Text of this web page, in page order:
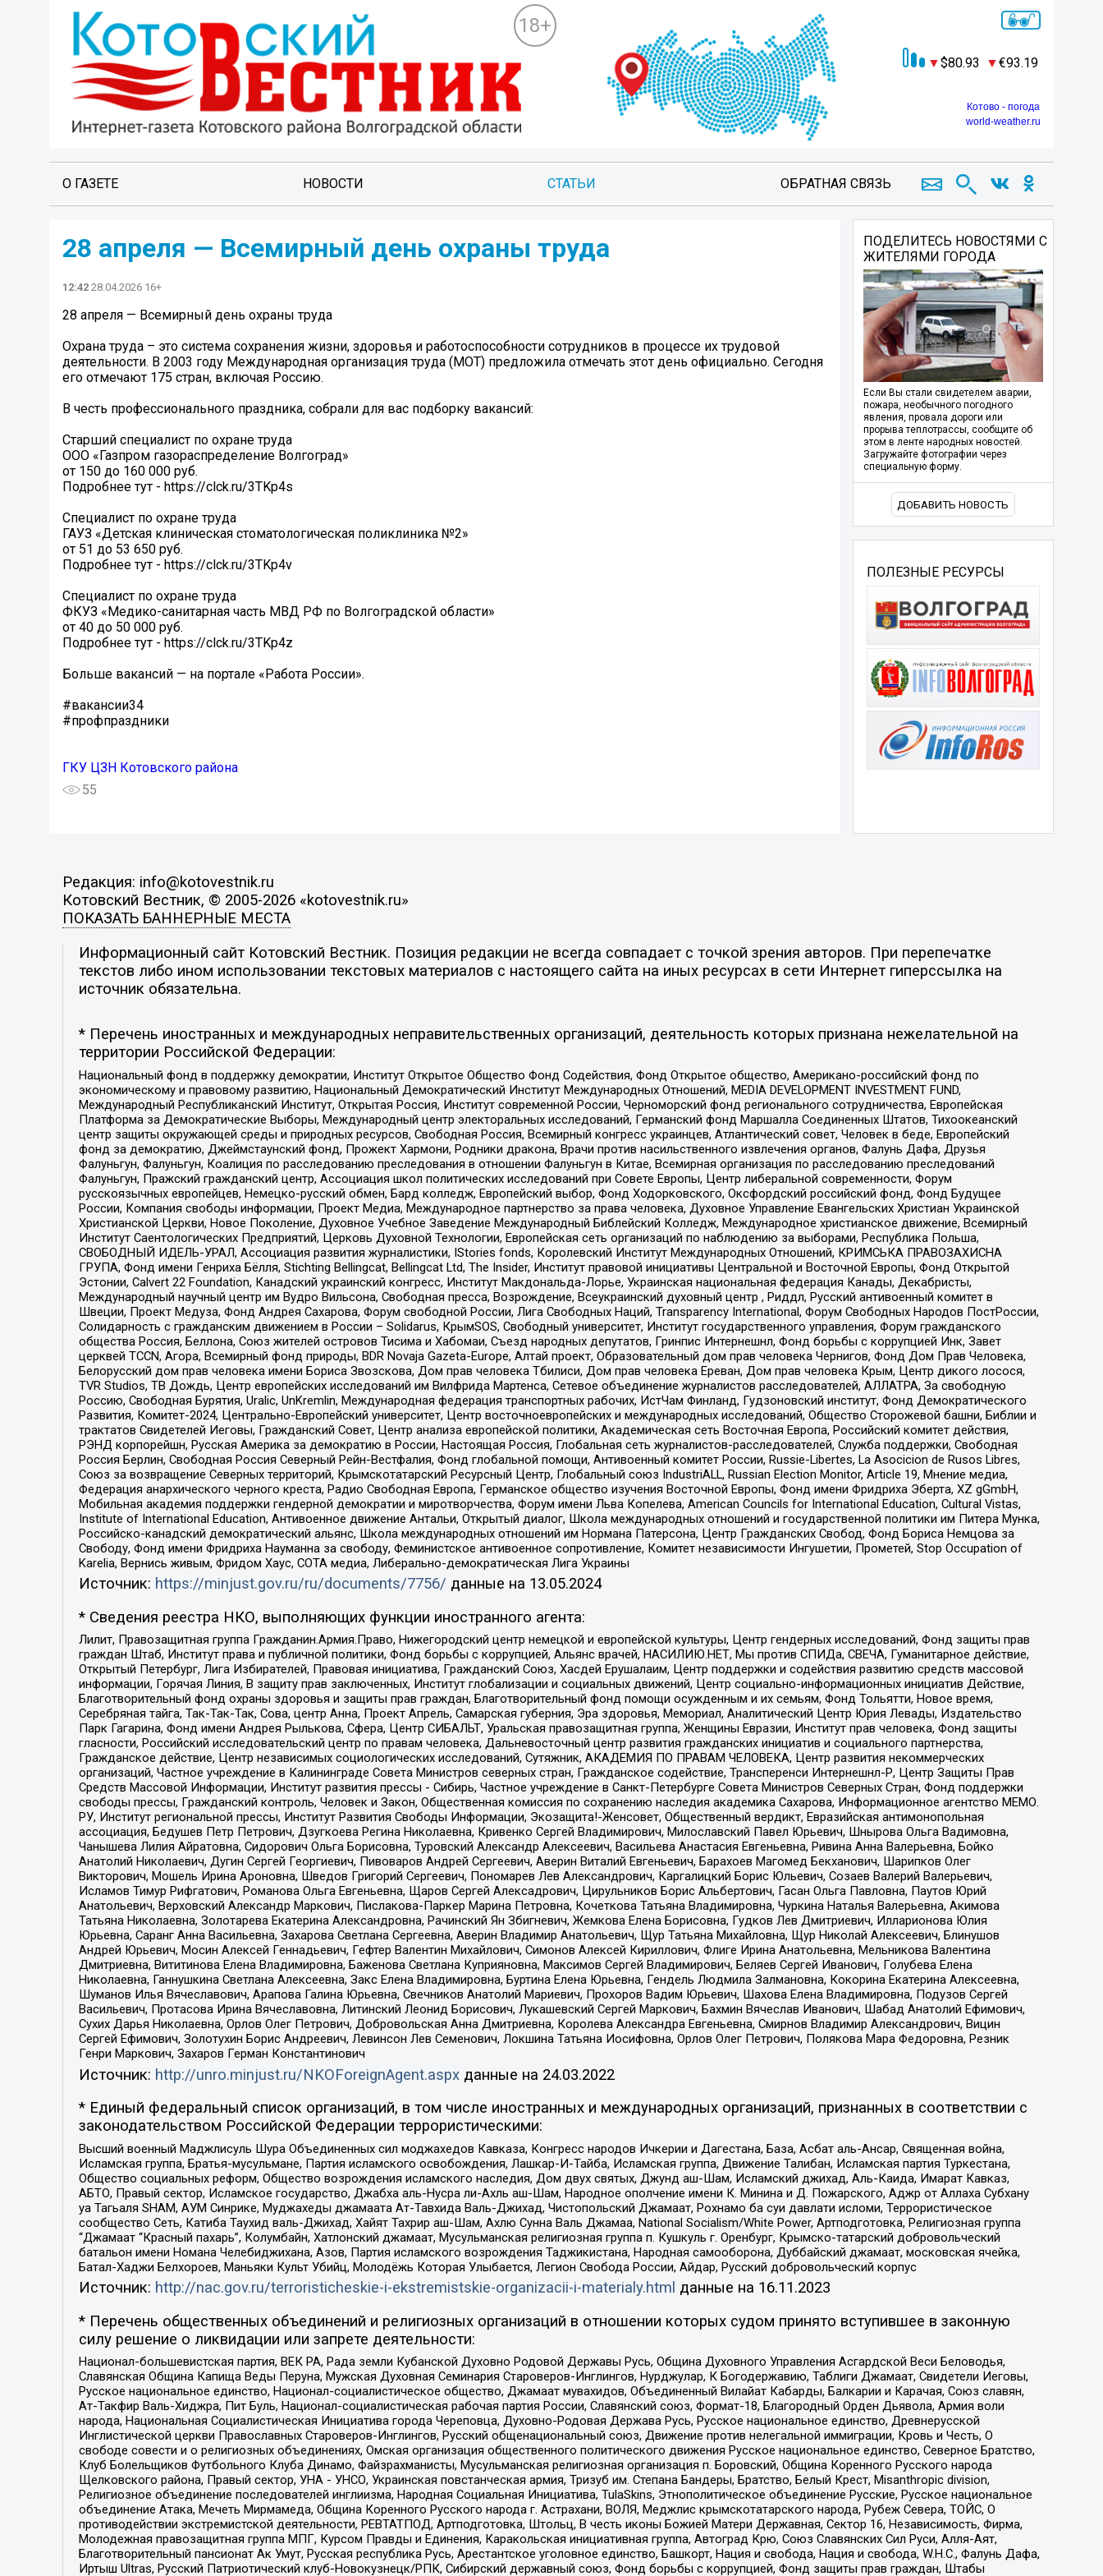
18+
80.93 93.19
Котово - погода
world-weather.ru
О ГАЗЕТЕ НОВОСТИ СТАТЬИ ОБРАТНАЯ СВЯЗЬ
️28 апреля — Всемирный день охраны труда
12:42 28.04.2026 16+
️28 апреля — Всемирный день охраны труда
️Охрана труда – это система сохранения жизни, здоровья и работоспособности сотрудников в процессе их трудовой
деятельности. В 2003 году Международная организация труда (МОТ) предложила отмечать этот день официально. Сегодня
его отмечают 175 стран, включая Россию.
В честь профессионального праздника, собрали для вас подборку вакансий:
Старший специалист по охране труда
ООО «Газпром газораспределение Волгоград»
от 150 до 160 000 руб.
Подробнее тут - https://clck.ru/3TKp4s
Специалист по охране труда
ГАУЗ «Детская клиническая стоматологическая поликлиника №2»
от 51 до 53 650 руб.
Подробнее тут - https://clck.ru/3TKp4v
Специалист по охране труда
ФКУЗ «Медико-санитарная часть МВД РФ по Волгоградской области»
от 40 до 50 000 руб.
Подробнее тут - https://clck.ru/3TKp4z
Больше вакансий — на портале «Работа России».
#вакансии34
#профпраздники
ГКУ ЦЗН Котовского района
55
ПОДЕЛИТЕСЬ НОВОСТЯМИ С
ЖИТЕЛЯМИ ГОРОДА
Если Вы стали свидетелем аварии,
пожара, необычного погодного
явления, провала дороги или
прорыва теплотрассы, сообщите об
этом в ленте народных новостей.
Загружайте фотографии через
специальную форму.
ДОБАВИТЬ НОВОСТЬ
ПОЛЕЗНЫЕ РЕСУРСЫ
Редакция: info@kotovestnik.ru
Котовский Вестник, © 2005-2026 «kotovestnik.ru»
ПОКАЗАТЬ БАННЕРНЫЕ МЕСТА
Информационный сайт Котовский Вестник. Позиция редакции не всегда совпадает с точкой зрения авторов. При перепечатке
текстов либо ином использовании текстовых материалов с настоящего сайта на иных ресурсах в сети Интернет гиперссылка на
источник обязательна.
* Перечень иностранных и международных неправительственных организаций, деятельность которых признана нежелательной на
территории Российской Федерации:
Национальный фонд в поддержку демократии, Институт Открытое Общество Фонд Содействия, Фонд Открытое общество, Американо-российский фонд по
экономическому и правовому развитию, Национальный Демократический Институт Международных Отношений, MEDIA DEVELOPMENT INVESTMENT FUND,
Международный Республиканский Институт, Открытая Россия, Институт современной России, Черноморский фонд регионального сотрудничества, Европейская
Платформа за Демократические Выборы, Международный центр электоральных исследований, Германский фонд Маршалла Соединенных Штатов, Тихоокеанский
центр защиты окружающей среды и природных ресурсов, Свободная Россия, Всемирный конгресс украинцев, Атлантический совет, Человек в беде, Европейский
фонд за демократию, Джеймстаунский фонд, Прожект Хармони, Родники дракона, Врачи против насильственного извлечения органов, Фалунь Дафа, Друзья
Фалуньгун, Фалуньгун, Коалиция по расследованию преследования в отношении Фалуньгун в Китае, Всемирная организация по расследованию преследований
Фалуньгун, Пражский гражданский центр, Ассоциация школ политических исследований при Совете Европы, Центр либеральной современности, Форум
русскоязычных европейцев, Немецко-русский обмен, Бард колледж, Европейский выбор, Фонд Ходорковского, Оксфордский российский фонд, Фонд Будущее
России, Компания свободы информации, Проект Медиа, Международное партнерство за права человека, Духовное Управление Евангельских Христиан Украинской
Христианской Церкви, Новое Поколение, Духовное Учебное Заведение Международный Библейский Колледж, Международное христианское движение, Всемирный
Институт Саентологических Предприятий, Церковь Духовной Технологии, Европейская сеть организаций по наблюдению за выборами, Республика Польша,
СВОБОДНЫЙ ИДЕЛЬ-УРАЛ, Ассоциация развития журналистики, IStories fonds, Королевский Институт Международных Отношений, КРИМСЬКА ПРАВОЗАХИСНА
ГРУПА, Фонд имени Генриха Бёлля, Stichting Bellingcat, Bellingcat Ltd, The Insider, Институт правовой инициативы Центральной и Восточной Европы, Фонд Открытой
Эстонии, Calvert 22 Foundation, Канадский украинский конгресс, Институт Макдональда-Лорье, Украинская национальная федерация Канады, Декабристы,
Международный научный центр им Вудро Вильсона, Свободная пресса, Возрождение, Всеукраинский духовный центр , Риддл, Русский антивоенный комитет в
Швеции, Проект Медуза, Фонд Андрея Сахарова, Форум свободной России, Лига Свободных Наций, Transparеncy International, Форум Свободных Народов ПостРоссии,
Солидарность с гражданским движением в России – Solidarus, КрымSOS, Свободный университет, Институт государственного управления, Форум гражданского
общества Россия, Беллона, Союз жителей островов Тисима и Хабомаи, Съезд народных депутатов, Гринпис Интернешнл, Фонд борьбы с коррупцией Инк, Завет
церквей TCCN, Агора, Всемирный фонд природы, BDR Novaja Gazeta-Europe, Алтай проект, Образовательный дом прав человека Чернигов, Фонд Дом Прав Человека,
Белорусский дом прав человека имени Бориса Звозскова, Дом прав человека Тбилиси, Дом прав человека Ереван, Дом прав человека Крым, Центр дикого лосося,
TVR Studios, ТВ Дождь, Центр европейских исследований им Вилфрида Мартенса, Сетевое объединение журналистов расследователей, АЛЛАТРА, За свободную
Россию, Свободная Бурятия, Uralic, UnKremlin, Международная федерация транспортных рабочих, ИстЧам Финланд, Гудзоновский институт, Фонд Демократического
Развития, Комитет-2024, Центрально-Европейский университет, Центр восточноевропейских и международных исследований, Общество Сторожевой башни, Библии и
трактатов Свидетелей Иеговы, Гражданский Совет, Центр анализа европейской политики, Академическая сеть Восточная Европа, Российский комитет действия,
РЭНД корпорейшн, Русская Америка за демократию в России, Настоящая Россия, Глобальная сеть журналистов-расследователей, Служба поддержки, Свободная
Россия Берлин, Свободная Россия Северный Рейн-Вестфалия, Фонд глобальной помощи, Антивоенный комитет России, Russie-Libertes, La Asocicion de Rusos Libres,
Союз за возвращение Северных территорий, Крымскотатарский Ресурсный Центр, Глобальный союз IndustriALL, Russian Election Monitor, Article 19, Мнение медиа,
Федерация анархического черного креста, Радио Свободная Европа, Германское общество изучения Восточной Европы, Фонд имени Фридриха Эберта, XZ gGmbH,
Мобильная академия поддержки гендерной демократии и миротворчества, Форум имени Льва Копелева, American Councils for International Education, Cultural Vistas,
Institute of International Education, Антивоенное движение Антальи, Открытый диалог, Школа международных отношений и государственной политики им Питера Мунка,
Российско-канадский демократический альянс, Школа международных отношений им Нормана Патерсона, Центр Гражданских Свобод, Фонд Бориса Немцова за
Свободу, Фонд имени Фридриха Науманна за свободу, Феминистское антивоенное сопротивление, Комитет независимости Ингушетии, Прометей, Stop Occupation of
Karelia, Вернись живым, Фридом Хаус, СОТА медиа, Либерально-демократическая Лига Украины
Источник: https://minjust.gov.ru/ru/documents/7756/ данные на 13.05.2024
* Сведения реестра НКО, выполняющих функции иностранного агента:
Лилит, Правозащитная группа Гражданин.Армия.Право, Нижегородский центр немецкой и европейской культуры, Центр гендерных исследований, Фонд защиты прав
граждан Штаб, Институт права и публичной политики, Фонд борьбы с коррупцией, Альянс врачей, НАСИЛИЮ.НЕТ, Мы против СПИДа, СВЕЧА, Гуманитарное действие,
Открытый Петербург, Лига Избирателей, Правовая инициатива, Гражданский Союз, Хасдей Ерушалаим, Центр поддержки и содействия развитию средств массовой
информации, Горячая Линия, В защиту прав заключенных, Институт глобализации и социальных движений, Центр социально-информационных инициатив Действие,
Благотворительный фонд охраны здоровья и защиты прав граждан, Благотворительный фонд помощи осужденным и их семьям, Фонд Тольятти, Новое время,
Серебряная тайга, Так-Так-Так, Сова, центр Анна, Проект Апрель, Самарская губерния, Эра здоровья, Мемориал, Аналитический Центр Юрия Левады, Издательство
Парк Гагарина, Фонд имени Андрея Рылькова, Сфера, Центр СИБАЛЬТ, Уральская правозащитная группа, Женщины Евразии, Институт прав человека, Фонд защиты
гласности, Российский исследовательский центр по правам человека, Дальневосточный центр развития гражданских инициатив и социального партнерства,
Гражданское действие, Центр независимых социологических исследований, Сутяжник, АКАДЕМИЯ ПО ПРАВАМ ЧЕЛОВЕКА, Центр развития некоммерческих
организаций, Частное учреждение в Калининграде Совета Министров северных стран, Гражданское содействие, Трансперенси Интернешнл-Р, Центр Защиты Прав
Средств Массовой Информации, Институт развития прессы - Сибирь, Частное учреждение в Санкт-Петербурге Совета Министров Северных Стран, Фонд поддержки
свободы прессы, Гражданский контроль, Человек и Закон, Общественная комиссия по сохранению наследия академика Сахарова, Информационное агентство МЕМО.
РУ, Институт региональной прессы, Институт Развития Свободы Информации, Экозащита!-Женсовет, Общественный вердикт, Евразийская антимонопольная
ассоциация, Бедушев Петр Петрович, Дзугкоева Регина Николаевна, Кривенко Сергей Владимирович, Милославский Павел Юрьевич, Шнырова Ольга Вадимовна,
Чанышева Лилия Айратовна, Сидорович Ольга Борисовна, Туровский Александр Алексеевич, Васильева Анастасия Евгеньевна, Ривина Анна Валерьевна, Бойко
Анатолий Николаевич, Дугин Сергей Георгиевич, Пивоваров Андрей Сергеевич, Аверин Виталий Евгеньевич, Барахоев Магомед Бекханович, Шарипков Олег
Викторович, Мошель Ирина Ароновна, Шведов Григорий Сергеевич, Пономарев Лев Александрович, Каргалицкий Борис Юльевич, Созаев Валерий Валерьевич,
Исламов Тимур Рифгатович, Романова Ольга Евгеньевна, Щаров Сергей Алексадрович, Цирульников Борис Альбертович, Гасан Ольга Павловна, Паутов Юрий
Анатольевич, Верховский Александр Маркович, Пислакова-Паркер Марина Петровна, Кочеткова Татьяна Владимировна, Чуркина Наталья Валерьевна, Акимова
Татьяна Николаевна, Золотарева Екатерина Александровна, Рачинский Ян Збигневич, Жемкова Елена Борисовна, Гудков Лев Дмитриевич, Илларионова Юлия
Юрьевна, Саранг Анна Васильевна, Захарова Светлана Сергеевна, Аверин Владимир Анатольевич, Щур Татьяна Михайловна, Щур Николай Алексеевич, Блинушов
Андрей Юрьевич, Мосин Алексей Геннадьевич, Гефтер Валентин Михайлович, Симонов Алексей Кириллович, Флиге Ирина Анатольевна, Мельникова Валентина
Дмитриевна, Вититинова Елена Владимировна, Баженова Светлана Куприяновна, Максимов Сергей Владимирович, Беляев Сергей Иванович, Голубева Елена
Николаевна, Ганнушкина Светлана Алексеевна, Закс Елена Владимировна, Буртина Елена Юрьевна, Гендель Людмила Залмановна, Кокорина Екатерина Алексеевна,
Шуманов Илья Вячеславович, Арапова Галина Юрьевна, Свечников Анатолий Мариевич, Прохоров Вадим Юрьевич, Шахова Елена Владимировна, Подузов Сергей
Васильевич, Протасова Ирина Вячеславовна, Литинский Леонид Борисович, Лукашевский Сергей Маркович, Бахмин Вячеслав Иванович, Шабад Анатолий Ефимович,
Сухих Дарья Николаевна, Орлов Олег Петрович, Добровольская Анна Дмитриевна, Королева Александра Евгеньевна, Смирнов Владимир Александрович, Вицин
Сергей Ефимович, Золотухин Борис Андреевич, Левинсон Лев Семенович, Локшина Татьяна Иосифовна, Орлов Олег Петрович, Полякова Мара Федоровна, Резник
Генри Маркович, Захаров Герман Константинович
Источник: http://unro.minjust.ru/NKOForeignAgent.aspxданные на 24.03.2022
* Единый федеральный список организаций, в том числе иностранных и международных организаций, признанных в соответствии с
законодательством Российской Федерации террористическими:
Высший военный Маджлисуль Шура Объединенных сил моджахедов Кавказа, Конгресс народов Ичкерии и Дагестана, База, Асбат аль-Ансар, Священная война,
Исламская группа, Братья-мусульмане, Партия исламского освобождения, Лашкар-И-Тайба, Исламская группа, Движение Талибан, Исламская партия Туркестана,
Общество социальных реформ, Общество возрождения исламского наследия, Дом двух святых, Джунд аш-Шам, Исламский джихад, Аль-Каида, Имарат Кавказ,
АБТО, Правый сектор, Исламское государство, Джабха аль-Нусра ли-Ахль аш-Шам, Народное ополчение имени К. Минина и Д. Пожарского, Аджр от Аллаха Субхану
уа Тагьаля SHAM, АУМ Синрике, Муджахеды джамаата Ат-Тавхида Валь-Джихад, Чистопольский Джамаат, Рохнамо ба суи давлати исломи, Террористическое
сообщество Сеть, Катиба Таухид валь-Джихад, Хайят Тахрир аш-Шам, Ахлю Сунна Валь Джамаа, National Socialism/White Power, Артподготовка, Религиозная группа
“Джамаат “Красный пахарь”, Колумбайн, Хатлонский джамаат, Мусульманская религиозная группа п. Кушкуль г. Оренбург, Крымско-татарский добровольческий
батальон имени Номана Челебиджихана, Азов, Партия исламского возрождения Таджикистана, Народная самооборона, Дуббайский джамаат, московская ячейка,
Батал-Хаджи Белхороев, Маньяки Культ Убийц, Молодёжь Которая Улыбается, Легион Свобода России, Айдар, Русский добровольческий корпус
Источник: http://nac.gov.ru/terroristicheskie-i-ekstremistskie-organizacii-i-materialy.html данные на 16.11.2023
* Перечень общественных объединений и религиозных организаций в отношении которых судом принято вступившее в законную
силу решение о ликвидации или запрете деятельности:
Национал-большевистская партия, ВЕК РА, Рада земли Кубанской Духовно Родовой Державы Русь, Община Духовного Управления Асгардской Веси Беловодья,
Славянская Община Капища Веды Перуна, Мужская Духовная Семинария Староверов-Инглингов, Нурджулар, К Богодержавию, Таблиги Джамаат, Свидетели Иеговы,
Русское национальное единство, Национал-социалистическое общество, Джамаат мувахидов, Объединенный Вилайат Кабарды, Балкарии и Карачая, Союз славян,
Ат-Такфир Валь-Хиджра, Пит Буль, Национал-социалистическая рабочая партия России, Славянский союз, Формат-18, Благородный Орден Дьявола, Армия воли
народа, Национальная Социалистическая Инициатива города Череповца, Духовно-Родовая Держава Русь, Русское национальное единство, Древнерусской
Инглистической церкви Православных Староверов-Инглингов, Русский общенациональный союз, Движение против нелегальной иммиграции, Кровь и Честь, О
свободе совести и о религиозных объединениях, Омская организация общественного политического движения Русское национальное единство, Северное Братство,
Клуб Болельщиков Футбольного Клуба Динамо, Файзрахманисты, Мусульманская религиозная организация п. Боровский, Община Коренного Русского народа
Щелковского района, Правый сектор, УНА - УНСО, Украинская повстанческая армия, Тризуб им. Степана Бандеры, Братство, Белый Крест, Misanthropic division,
Религиозное объединение последователей инглиизма, Народная Социальная Инициатива, TulaSkins, Этнополитическое объединение Русские, Русское национальное
объединение Атака, Мечеть Мирмамеда, Община Коренного Русского народа г. Астрахани, ВОЛЯ, Меджлис крымскотатарского народа, Рубеж Севера, ТОЙС, О
противодействии экстремистской деятельности, РЕВТАТПОД, Артподготовка, Штольц, В честь иконы Божией Матери Державная, Сектор 16, Независимость, Фирма,
Молодежная правозащитная группа МПГ, Курсом Правды и Единения, Каракольская инициативная группа, Автоград Крю, Союз Славянских Сил Руси, Алля-Аят,
Благотворительный пансионат Ак Умут, Русская республика Русь, Арестантское уголовное единство, Башкорт, Нация и свобода, Нация и свобода, W.H.С., Фалунь Дафа,
Иртыш Ultras, Русский Патриотический клуб-Новокузнецк/РПК, Сибирский державный союз, Фонд борьбы с коррупцией, Фонд защиты прав граждан, Штабы